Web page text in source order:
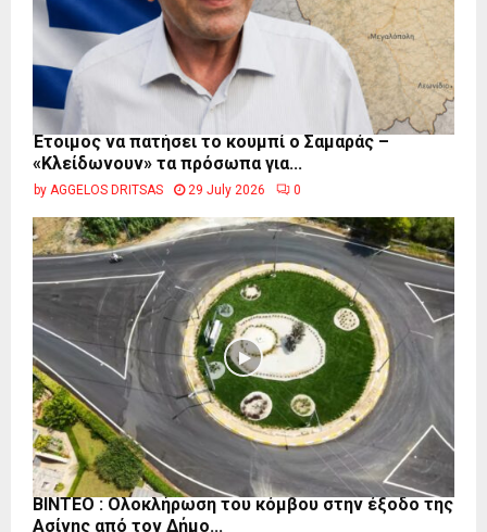
Έτοιμος να πατήσει το κουμπί ο Σαμαράς –
«Κλείδωνουν» τα πρόσωπα για...
by AGGELOS DRITSAS 29 July 2026 0
ΒΙΝΤΕΟ : Ολοκλήρωση του κόμβου στην έξοδο της
Ασίνης από τον Δήμο...